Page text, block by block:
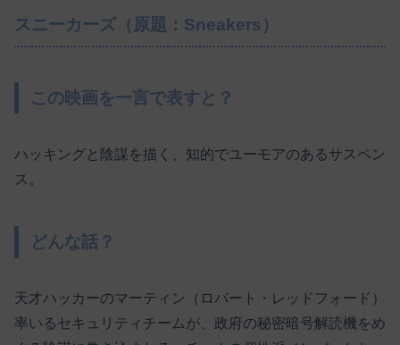
スニーカーズ（原題：Sneakers）
この映画を一言で表すと？
ハッキングと陰謀を描く、知的でユーモアのあるサスペン
ス。
どんな話？
天才ハッカーのマーティン（ロバート・レッドフォード）
率いるセキュリティチームが、政府の秘密暗号解読機をめ